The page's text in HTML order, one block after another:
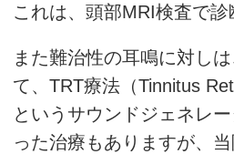
これは、頭部MRI検査で診
また難治性の耳鳴に対し
て、TRT療法（Tinnitus
というサウンドジェネレ
った治療もありますが、